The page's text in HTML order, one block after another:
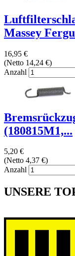
Massey
16,95 €
(Netto 14,24 €)
Anzahl
(180815M1,...
5,20 €
(Netto 4,37 €)
Anzahl
UNSERE